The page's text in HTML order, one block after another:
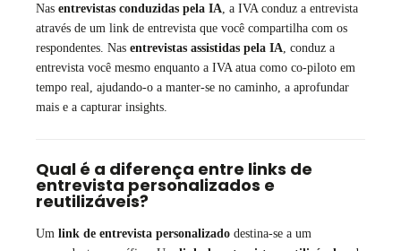
Nas entrevistas conduzidas pela IA , a IVA conduz a entrevista
através de um link de entrevista que você compartilha com os
respondentes. Nas entrevistas assistidas pela IA , conduz a
entrevista você mesmo enquanto a IVA atua como co-piloto em
tempo real, ajudando-o a manter-se no caminho, a aprofundar
mais e a capturar insights.
Qual é a diferença entre links de
entrevista personalizados e
reutilizáveis?
Um link de entrevista personalizado destina-se a um